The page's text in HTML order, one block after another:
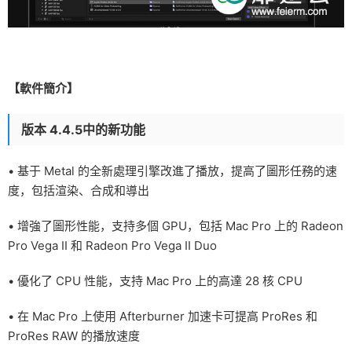
【軟件簡介】
版本 4.4.5中的新功能
• 基于 Metal 的全新處理引擎改進了播放，提高了圖形任務的速
度，包括渲染、合成和導出
• 增強了圖形性能，支持多個 GPU，包括 Mac Pro 上的 Radeon
Pro Vega II 和 Radeon Pro Vega II Duo
• 優化了 CPU 性能，支持 Mac Pro 上的高達 28 核 CPU
• 在 Mac Pro 上使用 Afterburner 加速卡可提高 ProRes 和
ProRes RAW 的播放速度